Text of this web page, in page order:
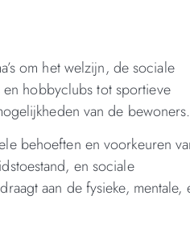
om het welzijn, de sociale
hobbyclubs tot sportieve
van de bewoners.
behoeften en voorkeuren
en sociale
aan de fysieke, mentale,